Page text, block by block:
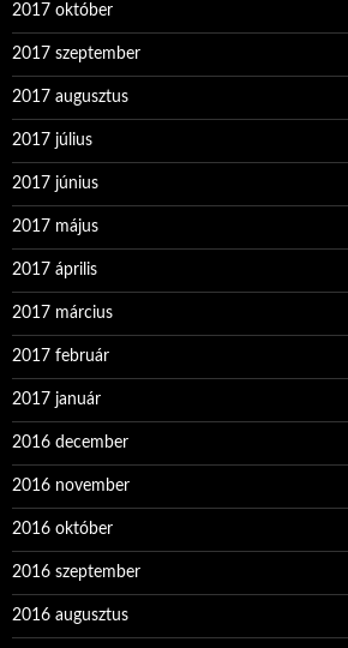
2017 október
2017 szeptember
2017 augusztus
2017 július
2017 június
2017 május
2017 április
2017 március
2017 február
2017 január
2016 december
2016 november
2016 október
2016 szeptember
2016 augusztus